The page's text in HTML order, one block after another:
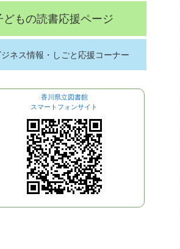
どもの読書応援ページ
ジネス情報・しごと応援コーナー
香川県立図書館
スマートフォンサイト